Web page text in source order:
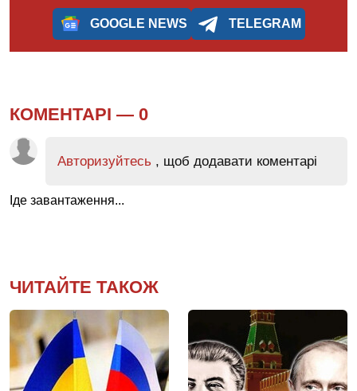
GOOGLE NEWS TELEGRAM
КОМЕНТАРІ — 0
Авторизуйтесь , щоб додавати коментарі
Іде завантаження...
ЧИТАЙТЕ ТАКОЖ